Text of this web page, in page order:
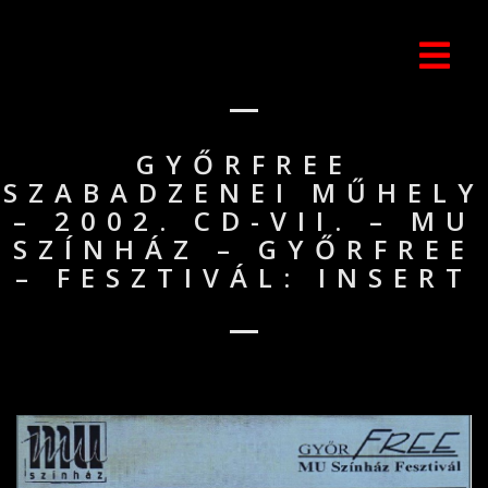
GYŐRFREE
SZABADZENEI MŰHELY
– 2002. CD-VII. – MU
SZÍNHÁZ – GYŐRFREE
– FESZTIVÁL: INSERT